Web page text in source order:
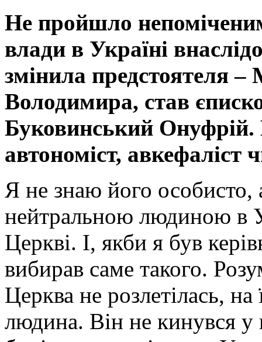
Не пройшло
влади в Україні
змінила предстоятеля
Володимира, став
Буковинський
автономіст, авкефаліст
Я не знаю його особисто,
нейтральною людиною в
Церкві. І, якби я був
вибирав саме такого.
Церква не розлетілась,
людина. Він не кинувся у